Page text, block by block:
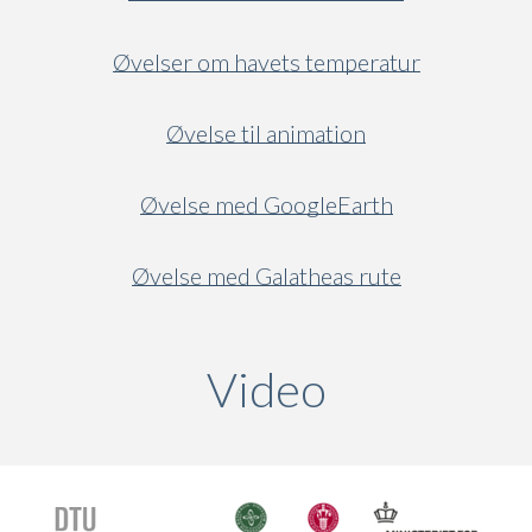
Øvelser om havets temperatur
Øvelse til animation
Øvelse med GoogleEarth
Øvelse med Galatheas rute
Video